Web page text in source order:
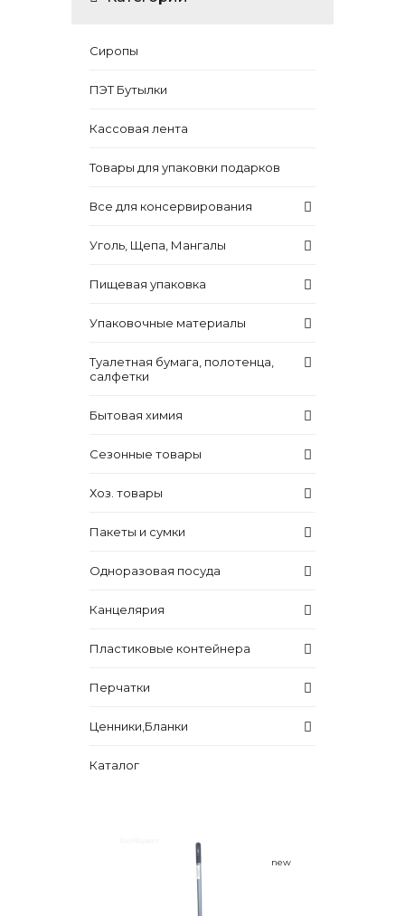
Сиропы
ПЭТ Бутылки
Кассовая лента
Товары для упаковки подарков
Все для консервирования
Уголь, Щепа, Мангалы
Пищевая упаковка
Упаковочные материалы
Туалетная бумага, полотенца,
салфетки
Бытовая химия
Сезонные товары
Хоз. товары
Пакеты и сумки
Одноразовая посуда
Канцелярия
Пластиковые контейнера
Перчатки
Ценники,Бланки
Каталог
new